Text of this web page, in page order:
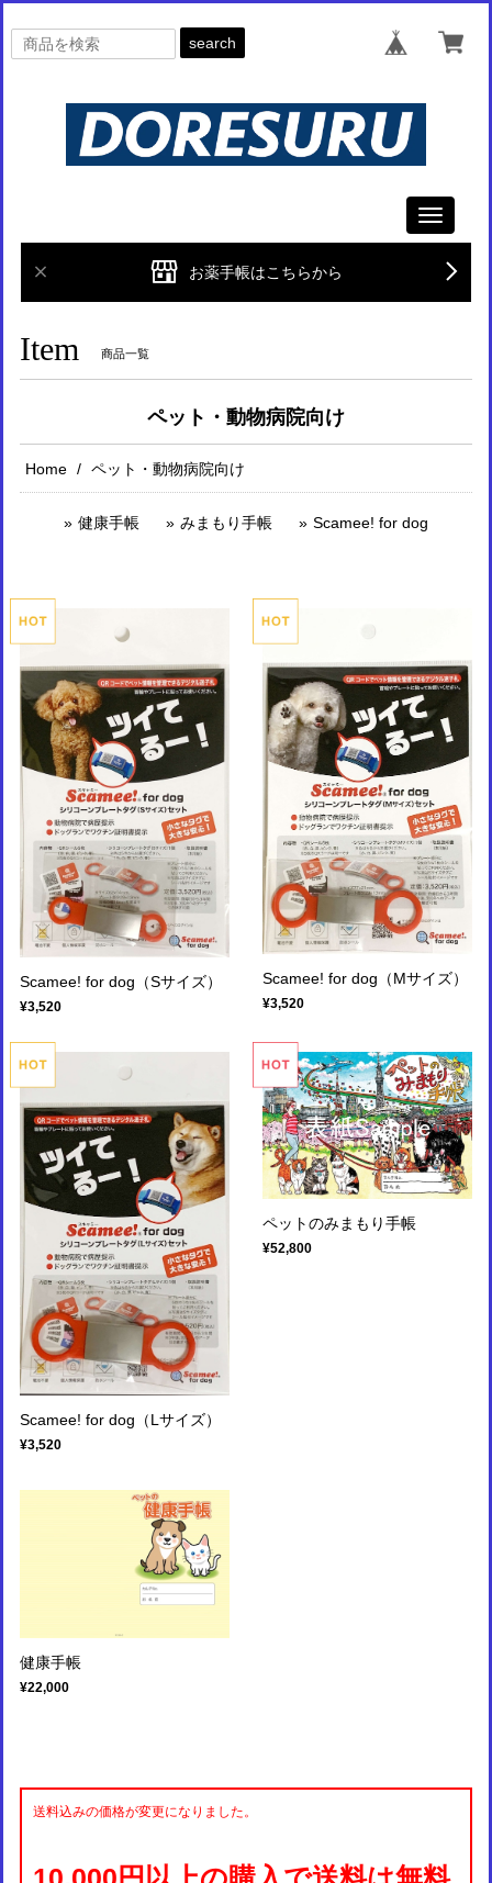
search
Toggle
お薬手帳はこちらから
Item 商品一覧
ペット・動物病院向け
Home ペット・動物病院向け
健康手帳 みまもり手帳 Scamee! for dog
Scamee! for dog（Sサイズ）
¥3,520
Scamee! for dog（Mサイズ）
¥3,520
Scamee! for dog（Lサイズ）
¥3,520
ペットのみまもり手帳
¥52,800
健康手帳
¥22,000
送料込みの価格が変更になりました。